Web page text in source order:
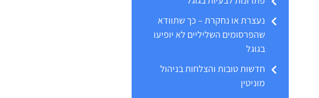
נעצרת או נחקרת – כך שתוודא
שהפרסומים השליליים לא יופיעו
בגוגל
חדשות טובות והצלחות בניהול
מוניטין